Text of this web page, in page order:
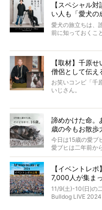
とりを目の当た
愛がわたしたちの
だかうれしくなっ
春奈さんとアムち
小西がいつくしみ
【スペシャル
い人も「愛犬の
はやとも×PELI
愛犬の旅立ちは、
前に知っておくこ
力をもつお笑い
犬の旅立ちや供養
インタビュアー兼
識にも長けている
「愛犬が旅立っ
くれる？」
さらには、霊感が
法まで。
お笑い芸人だから
と軽くなる。
永久保存版のス
【取材】千原
僧侶として伝え
お笑いコンビ「千
いじさん。
た。
僧侶としての名は
当時54歳という年
選んだのか。
また、愛犬の旅立
た。
諦めかけた命。
歳の今もお散歩
今日は15歳の愛ブ
愛ブヒは二年前か
激減。検査をして
もう諦めるしか
が「THE fu-do(ザ
そして「THE fu-
ブヒは15歳になり
今回は、二年前
【イベントレ
7,000人が集ま
貌！
11/9(土)-10(日)の
Bulldog LIVE 2024
今年はのべ5,000